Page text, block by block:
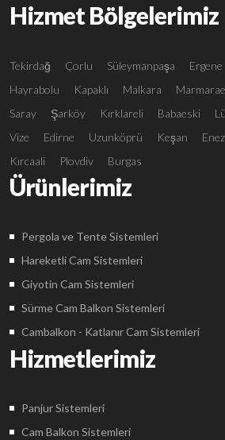
Hizmet Bölgelerimiz
Tekirdağ Çorlu Süleymanpaşa Ergene
Hayrabolu
Kapaklı Malkara
Saray
Şarköy Kırklareli Babaeski
Vize
Edirne Uzunköprü Keşan Enez
Kırcaali
Plovdiv Burgas
Ürünlerimiz
Pergola ve Tente Sistemleri
Hareketli Cam Sistemleri
Giyotin Cam Sistemleri
Sürme Cam Balkon Sistemleri
Cambalkon - Katlanır Cam Sistemleri
Hizmetlerimiz
Panjur Sistemleri
Cam Balkon Sistemleri